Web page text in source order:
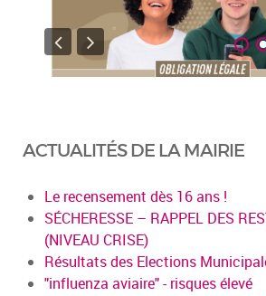
ACTUALITÉS DE LA MAIRIE
Le recensement dès 16 ans !
SÉCHERESSE – RAPPEL DES
(NIVEAU CRISE)
Résultats des Elections
"influenza aviaire" - risques élevé